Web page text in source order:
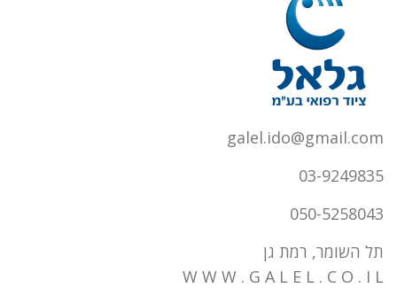
galel.ido@gmail.com
03-9249835
050-5258043
תל השומר, רמת גן
W W W . G A L E L . C O . I L